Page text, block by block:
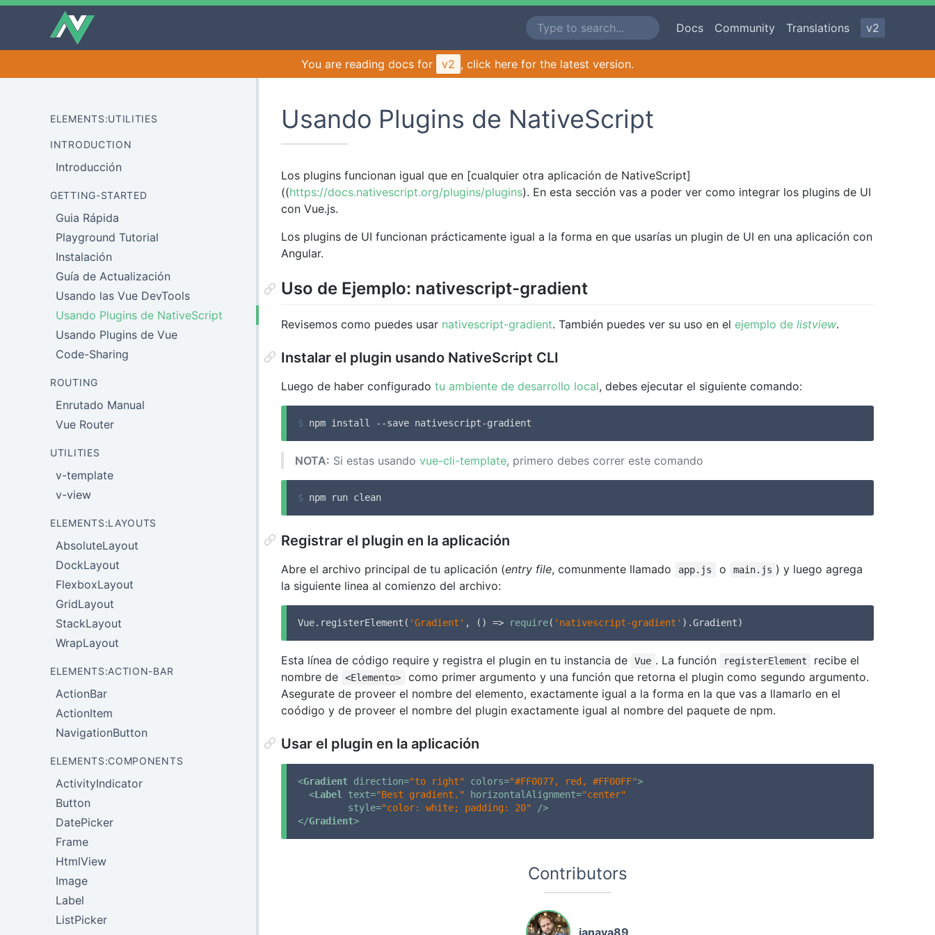
Docs Community Translations v2
You are reading docs for v2 , click here for the latest version.
ELEMENTS:UTILITIES
INTRODUCTION
Introducción
GETTING-STARTED
Guia Rápida
Playground Tutorial
Instalación
Guía de Actualización
Usando las Vue DevTools
Usando Plugins de NativeScript
Usando Plugins de Vue
Code-Sharing
ROUTING
Enrutado Manual
Vue Router
UTILITIES
v-template
v-view
ELEMENTS:LAYOUTS
AbsoluteLayout
DockLayout
FlexboxLayout
GridLayout
StackLayout
WrapLayout
ELEMENTS:ACTION-BAR
ActionBar
ActionItem
NavigationButton
ELEMENTS:COMPONENTS
ActivityIndicator
Button
DatePicker
Frame
HtmlView
Image
Label
ListPicker
Usando Plugins de NativeScript
Los plugins funcionan igual que en [cualquier otra aplicación de NativeScript]
((https://docs.nativescript.org/plugins/plugins). En esta sección vas a poder ver como integrar los plugins de UI
con Vue.js.
Los plugins de UI funcionan prácticamente igual a la forma en que usarías un plugin de UI en una aplicación con
Angular.
Uso de Ejemplo: nativescript-gradient
Revisemos como puedes usar nativescript-gradient. También puedes ver su uso en el ejemplo de listview.
Instalar el plugin usando NativeScript CLI
Luego de haber configurado tu ambiente de desarrollo local, debes ejecutar el siguiente comando:
$ npm install --save nativescript-gradient
NOTA: Si estas usando vue-cli-template, primero debes correr este comando
$ npm run clean
Registrar el plugin en la aplicación
Abre el archivo principal de tu aplicación (entry file, comunmente llamado app.js o main.js ) y luego agrega
la siguiente linea al comienzo del archivo:
Vue.registerElement( 'Gradient' , () => require( 'nativescript-gradient' ).Gradient)
Esta línea de código require y registra el plugin en tu instancia de Vue . La función registerElement
recibe el
nombre de
<Elemento>
como primer argumento y una función que retorna el plugin como segundo argumento.
Asegurate de proveer el nombre del elemento, exactamente igual a la forma en la que vas a llamarlo en el
coódigo y de proveer el nombre del plugin exactamente igual al nombre del paquete de npm.
Usar el plugin en la aplicación
<Gradient direction="to right" colors="#FF0077, red, #FF00FF">
<Label text="Best gradient." horizontalAlignment="center"
style="color: white; padding: 20"
/>
</Gradient>
Contributors